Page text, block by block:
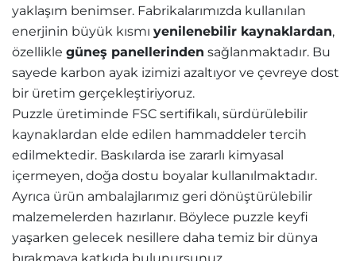
yaklaşım benimser. Fabrikalarımızda kullanılan
enerjinin büyük kısmı yenilenebilir kaynaklardan,
özellikle güneş panellerinden sağlanmaktadır. Bu
sayede karbon ayak izimizi azaltıyor ve çevreye dost
bir üretim gerçekleştiriyoruz.
Puzzle üretiminde FSC sertifikalı, sürdürülebilir
kaynaklardan elde edilen hammaddeler tercih
edilmektedir. Baskılarda ise zararlı kimyasal
içermeyen, doğa dostu boyalar kullanılmaktadır.
Ayrıca ürün ambalajlarımız geri dönüştürülebilir
malzemelerden hazırlanır. Böylece puzzle keyfi
yaşarken gelecek nesillere daha temiz bir dünya